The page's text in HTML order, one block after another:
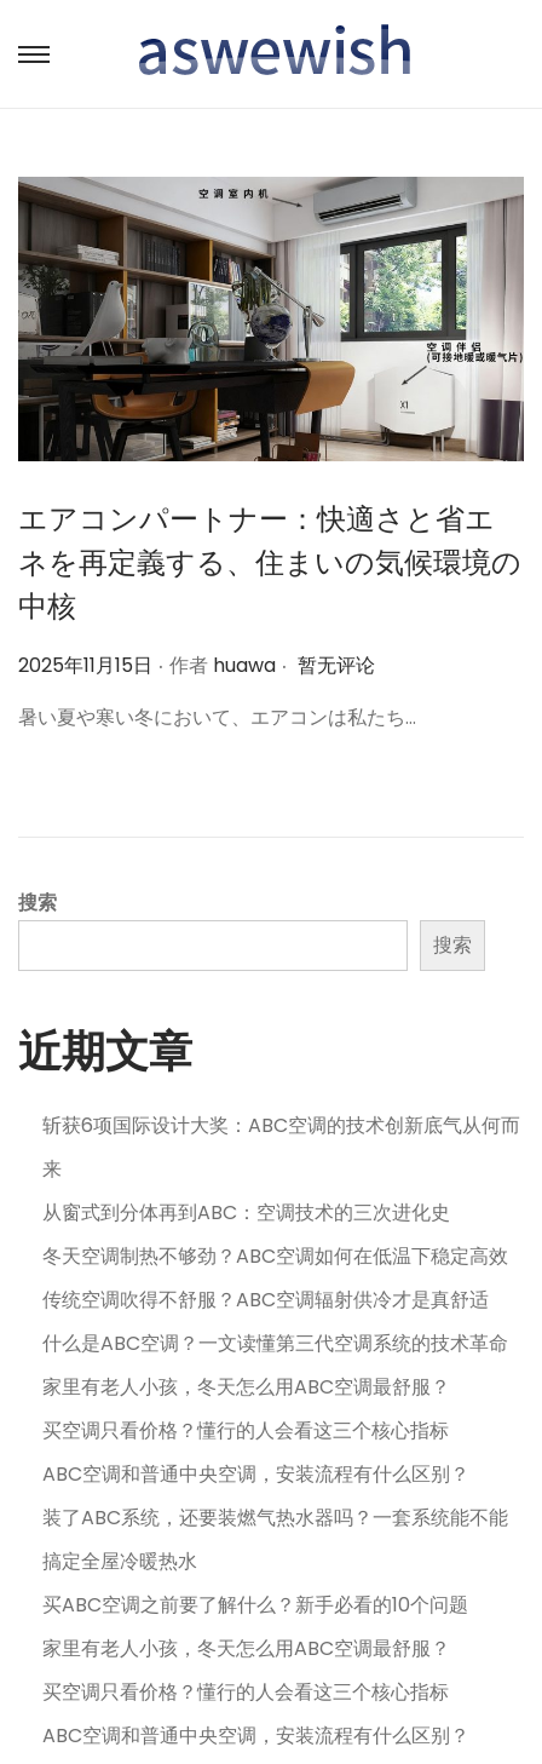
转
航
跳
容
エアコンパートナー：快適さと省エ
ネを再定義する、住まいの気候環境の
中核
作
2025年11月15日 . 作者 huawa . 暂无评论
暑い夏や寒い冬において、エアコンは私たち…
搜索
搜索
近期文章
斩获6项国际设计大奖：ABC空调的技术创新底气从何而
来
从窗式到分体再到ABC：空调技术的三次进化史
冬天空调制热不够劲？ABC空调如何在低温下稳定高效
传统空调吹得不舒服？ABC空调辐射供冷才是真舒适
什么是ABC空调？一文读懂第三代空调系统的技术革命
家里有老人小孩，冬天怎么用ABC空调最舒服？
买空调只看价格？懂行的人会看这三个核心指标
ABC空调和普通中央空调，安装流程有什么区别？
装了ABC系统，还要装燃气热水器吗？一套系统能不能
搞定全屋冷暖热水
买ABC空调之前要了解什么？新手必看的10个问题
家里有老人小孩，冬天怎么用ABC空调最舒服？
买空调只看价格？懂行的人会看这三个核心指标
ABC空调和普通中央空调，安装流程有什么区别？